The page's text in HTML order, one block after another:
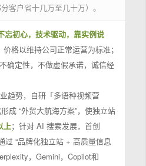
客户省十几万至几十万）。
忘初心，技术驱动，靠实例说
格以维持公司正常运营为标准；
确定性，不做虚假承诺，诚信经
趋势，自研「多语种视频营
成 “外贸大航海方案”，使独立站
上；针对 AI 搜索发展，首创
过 “品牌化独立站 + 高质量信息
，Gemini，Copilot和